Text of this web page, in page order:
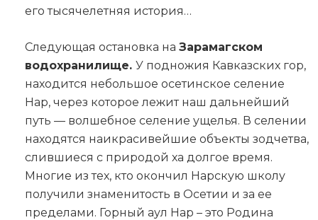
его тысячелетняя история…
Следующая остановка на Зарамагском
водохранилище. У подножия Кавказских гор,
находится небольшое осетинское селение
Нар, через которое лежит наш дальнейший
путь — волшебное селение ущелья. В селении
находятся наикрасивейшие объекты зодчетва,
слившиеся с природой ха долгое время.
Многие из тех, кто окончил Нарскую школу
получили знаменитость в Осетии и за ее
пределами. Горный аул Нар – это Родина